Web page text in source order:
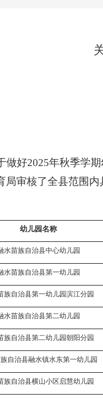
做好2025年秋季学
局审核了全县范围
幼儿园名称
水苗族自治县中心幼儿园
水苗族自治县第一幼儿园
族自治县第一幼儿园 滨江分园
水苗族自治县第二幼儿园
族自治县第二幼儿园 朝阳分园
自治县融水镇水东第一幼儿园
族自治县横山小区启慧幼儿园